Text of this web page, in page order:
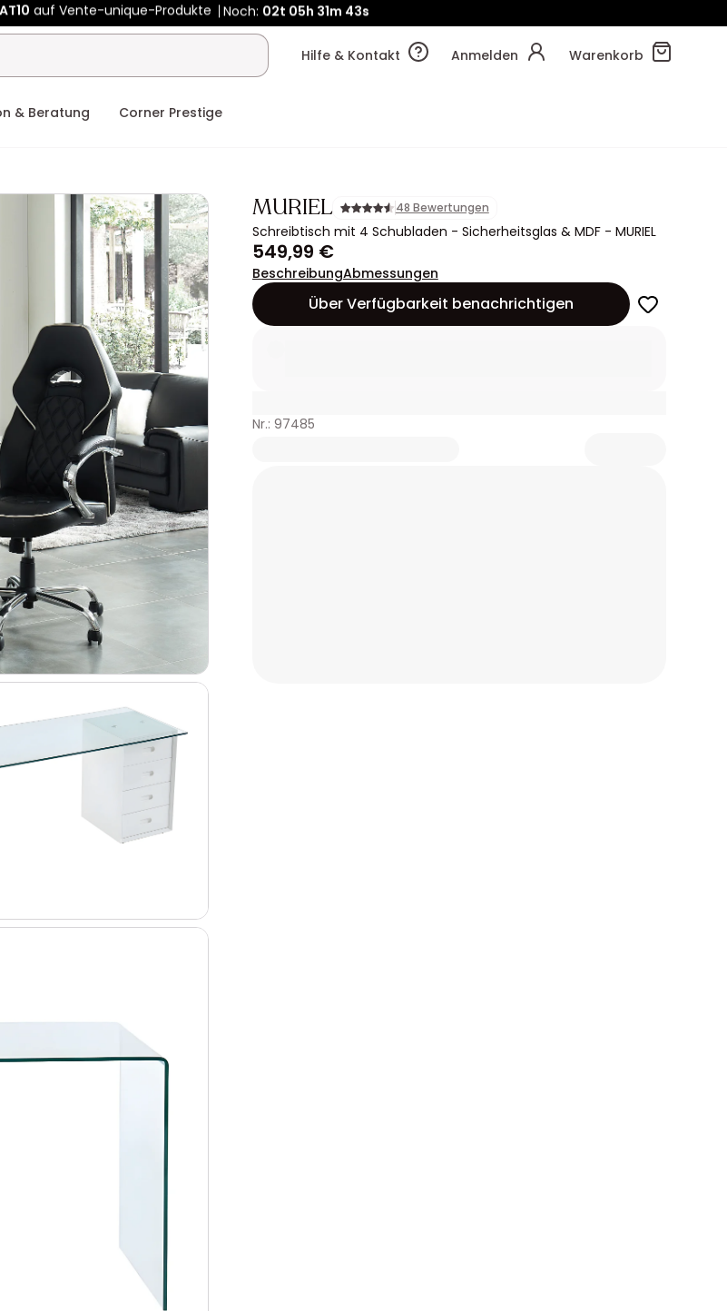
zu Vente-unique - Gleicher Shop, neuer Name!
auf Vente-unique-Produkte Noch:02t
Hilfe & Kontakt
Anmelden Warenkorb
& Beratung Corner Prestige
MURIEL 48 Bewertungen
Schreibtisch mit 4 Schubladen - Sicherheitsglas & MDF - MURIEL
549,99 €
BeschreibungAbmessungen
Über Verfügbarkeit benachrichtigen
Nr.: 97485